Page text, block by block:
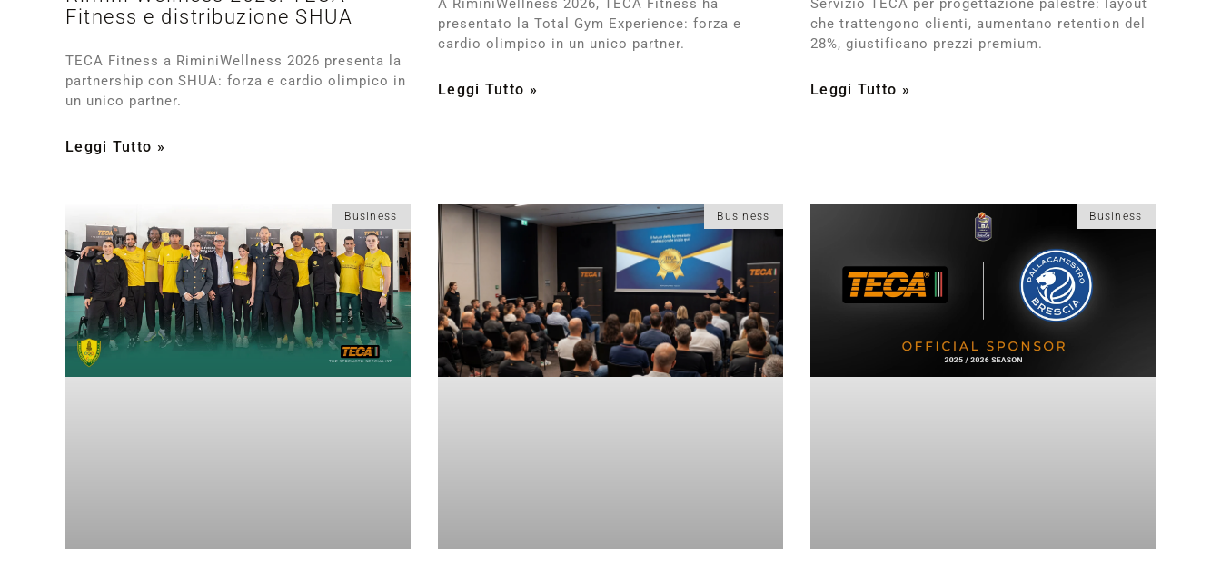
Fitness e distribuzione SHUA
TECA Fitness a RiminiWellness 2026 presenta la
partnership con SHUA: forza e cardio olimpico in
un unico partner.
Leggi Tutto »
presentato la Total Gym Experience: forza e
cardio olimpico in un unico partner.
Leggi Tutto »
che trattengono clienti, aumentano retention del
28%, giustificano prezzi premium.
Leggi Tutto »
Business Business Business